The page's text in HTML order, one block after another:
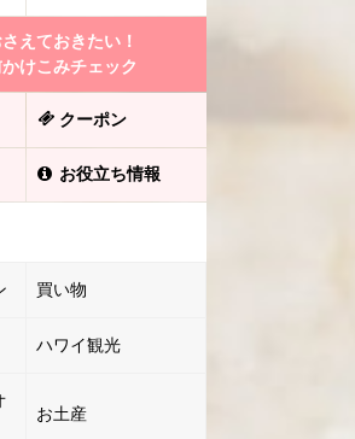
えておきたい！
けこみチェック
クーポン
お役立ち情報
買い物
ハワイ観光
お土産